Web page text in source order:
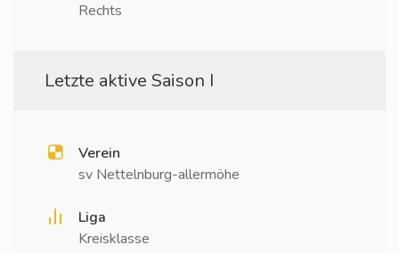
Rechts
Letzte aktive Saison I
Verein
sv Nettelnburg-allermöhe
Liga
Kreisklasse